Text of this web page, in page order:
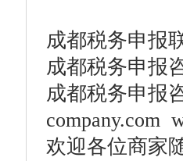
成都税务申报
成都税务申报
成都税务申报
company.com
欢迎各位商家